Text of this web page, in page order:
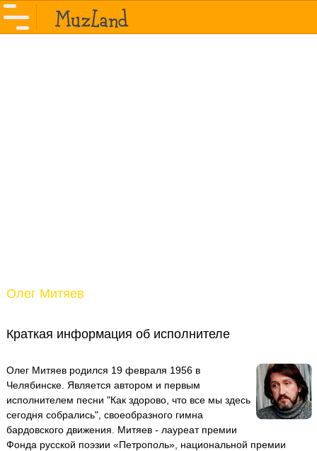
Олег Митяев
Краткая информация об исполнителе
Олег Митяев родился 19 февраля 1956 в
Челябинске. Является автором и первым
исполнителем песни "Как здорово, что все мы здесь
сегодня собрались", своеобразного гимна
бардовского движения. Митяев - лауреат премии
Фонда русской поэзии «Петрополь», национальной премии